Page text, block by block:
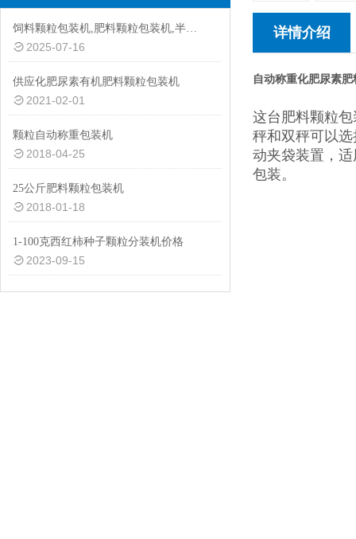
饲料颗粒包装机,肥料颗粒包装机,半自动颗粒包装机厂家
2025-07-16
供应化肥尿素有机肥料颗粒包装机
2021-02-01
颗粒自动称重包装机
2018-04-25
25公斤肥料颗粒包装机
2018-01-18
1-100克西红柿种子颗粒分装机价格
2023-09-15
详情介绍
自动称重化肥尿素
这台肥料颗粒
秤和双秤可以
动夹袋装置，
包装。